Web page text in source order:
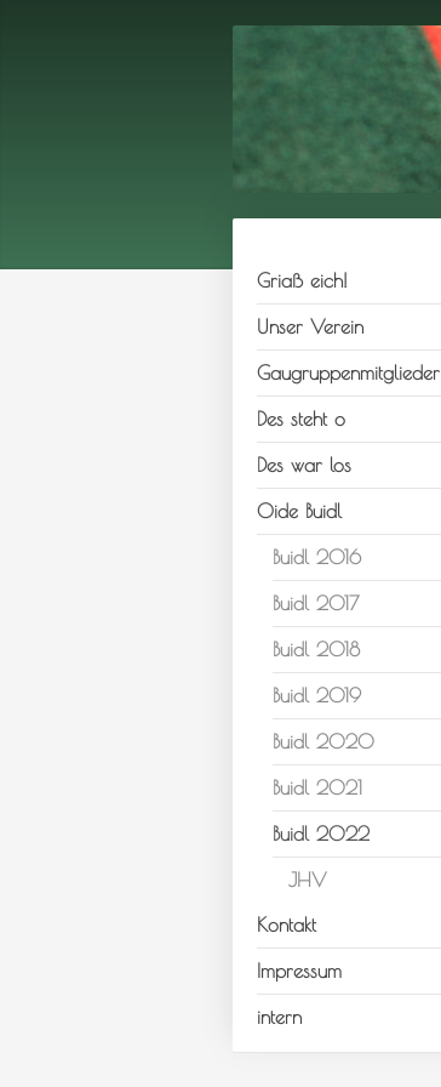
Griaß eich!
Unser Verein
Gaugruppenmitglieder
Des steht o
Des war los
Oide Buidl
Buidl 2016
Buidl 2017
Buidl 2018
Buidl 2019
Buidl 2020
Buidl 2021
Buidl 2022
JHV
Kontakt
Impressum
intern